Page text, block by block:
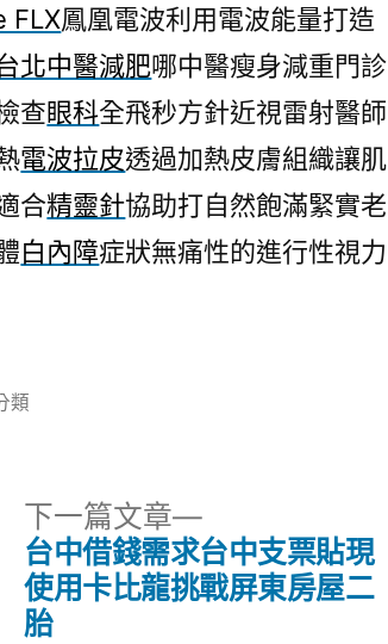
FLX鳳凰電波利用電波能量打造
北中醫減肥哪中醫瘦身減重門診
查眼科全飛秒方針近視雷射醫師
電波拉皮透過加熱皮膚組織讓肌
合精靈針協助打自然飽滿緊實老
白內障症狀無痛性的進行性視力
類
下一篇文章
下
一
篇
台中借錢需求台中支票貼現
使用卡比龍挑戰屏東房屋二
胎